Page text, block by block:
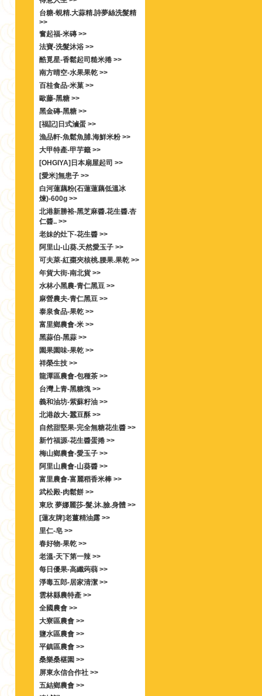
台糖-蜆精.大蒜精.詩夢絲洗髮精
>>
奮起福-米磚 >>
法寶-洗髮沐浴 >>
酷覓星-香鬆起司糙米捲 >>
南方晴空-水果果乾 >>
百桂食品-米菓 >>
歐藤-黑糖 >>
黑金磚-黑糖 >>
[福記]日式滷蛋 >>
漁品軒-魚鬆魚脯.海鮮米粉 >>
大甲特產-甲芋籤 >>
[OHGIYA]日本扇屋起司 >>
[愛米]無患子 >>
白河蓮藕粉(石蓮蓮藕低溫冰
煉)-600g >>
北港新勝裕-黑芝麻醬.花生醬.杏
仁醬.. >>
老妹的灶下-花生醬 >>
阿里山-山葵.天然愛玉子 >>
可夫萊-紅棗夾核桃.腰果.果乾 >>
年貨大街-南北貨 >>
水林小黑農-青仁黑豆 >>
麻營農夫-青仁黑豆 >>
泰泉食品-果乾 >>
富里鄉農會-米 >>
黑蒜伯-黑蒜 >>
園果園味-果乾 >>
祥榮生技 >>
龍潭區農會-包種茶 >>
台灣上青-黑糖塊 >>
義和油坊-紫蘇籽油 >>
北港啟大-蠶豆酥 >>
自然甜堅果-完全無糖花生醬 >>
新竹福源-花生醬蛋捲 >>
梅山鄉農會-愛玉子 >>
阿里山農會-山葵醬 >>
富里農會-富麗稻香米棒 >>
武松殿-肉鬆餅 >>
東欣 夢娜麗莎-髮.沐.臉.身體 >>
[蓮友牌]老薑精油露 >>
里仁-皂 >>
春好物-果乾 >>
老溫-天下第一辣 >>
每日優果-高纖蒟蒻 >>
淨毒五郎-居家清潔 >>
雲林縣農特產 >>
全國農會 >>
大寮區農會 >>
鹽水區農會 >>
平鎮區農會 >>
桑樂桑椹園 >>
屏東永信合作社 >>
五結鄉農會 >>